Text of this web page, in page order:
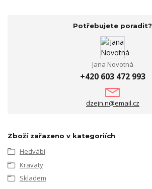
Potřebujete poradit?
Jana Novotná
+420 603 472 993
dzejn.n@email.cz
Zboží zařazeno v kategoriích
Hedvábí
Kravaty
Skladem